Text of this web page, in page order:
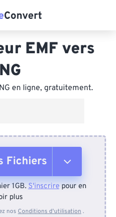
EMF vers
en ligne, gratuitement.
Fichiers
1GB.S'inscrirepour en
plus
nos Conditions d'utilisation .